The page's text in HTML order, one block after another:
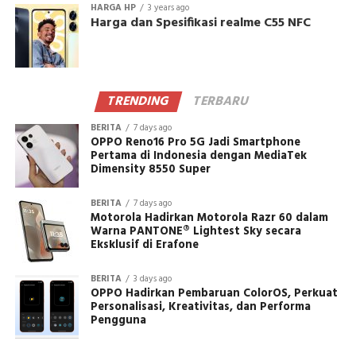
HARGA HP 3 years ago
Harga dan Spesifikasi realme C55 NFC
TRENDING TERBARU
BERITA 7 days ago
OPPO Reno16 Pro 5G Jadi Smartphone
Pertama di Indonesia dengan MediaTek
Dimensity 8550 Super
BERITA 7 days ago
Motorola Hadirkan Motorola Razr 60 dalam
Warna PANTONE® Lightest Sky secara
Eksklusif di Erafone
BERITA 3 days ago
OPPO Hadirkan Pembaruan ColorOS, Perkuat
Personalisasi, Kreativitas, dan Performa
Pengguna